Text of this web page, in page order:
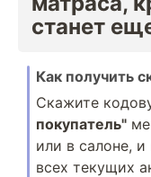
станет
Как получить
Скажите
покупатель"
или в салоне, и
всех текущих